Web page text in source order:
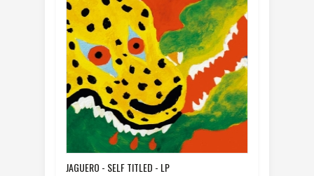
JAGUERO - SELF TITLED - LP